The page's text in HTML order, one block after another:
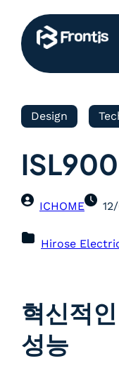
Design
ICHOME
Hirose
혁신적
성능